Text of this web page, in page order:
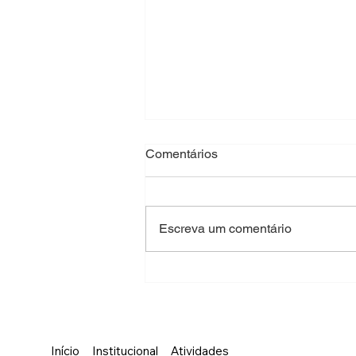
Partida do Coração
Comentários
Escreva um comentário
Início Institucional Atividades